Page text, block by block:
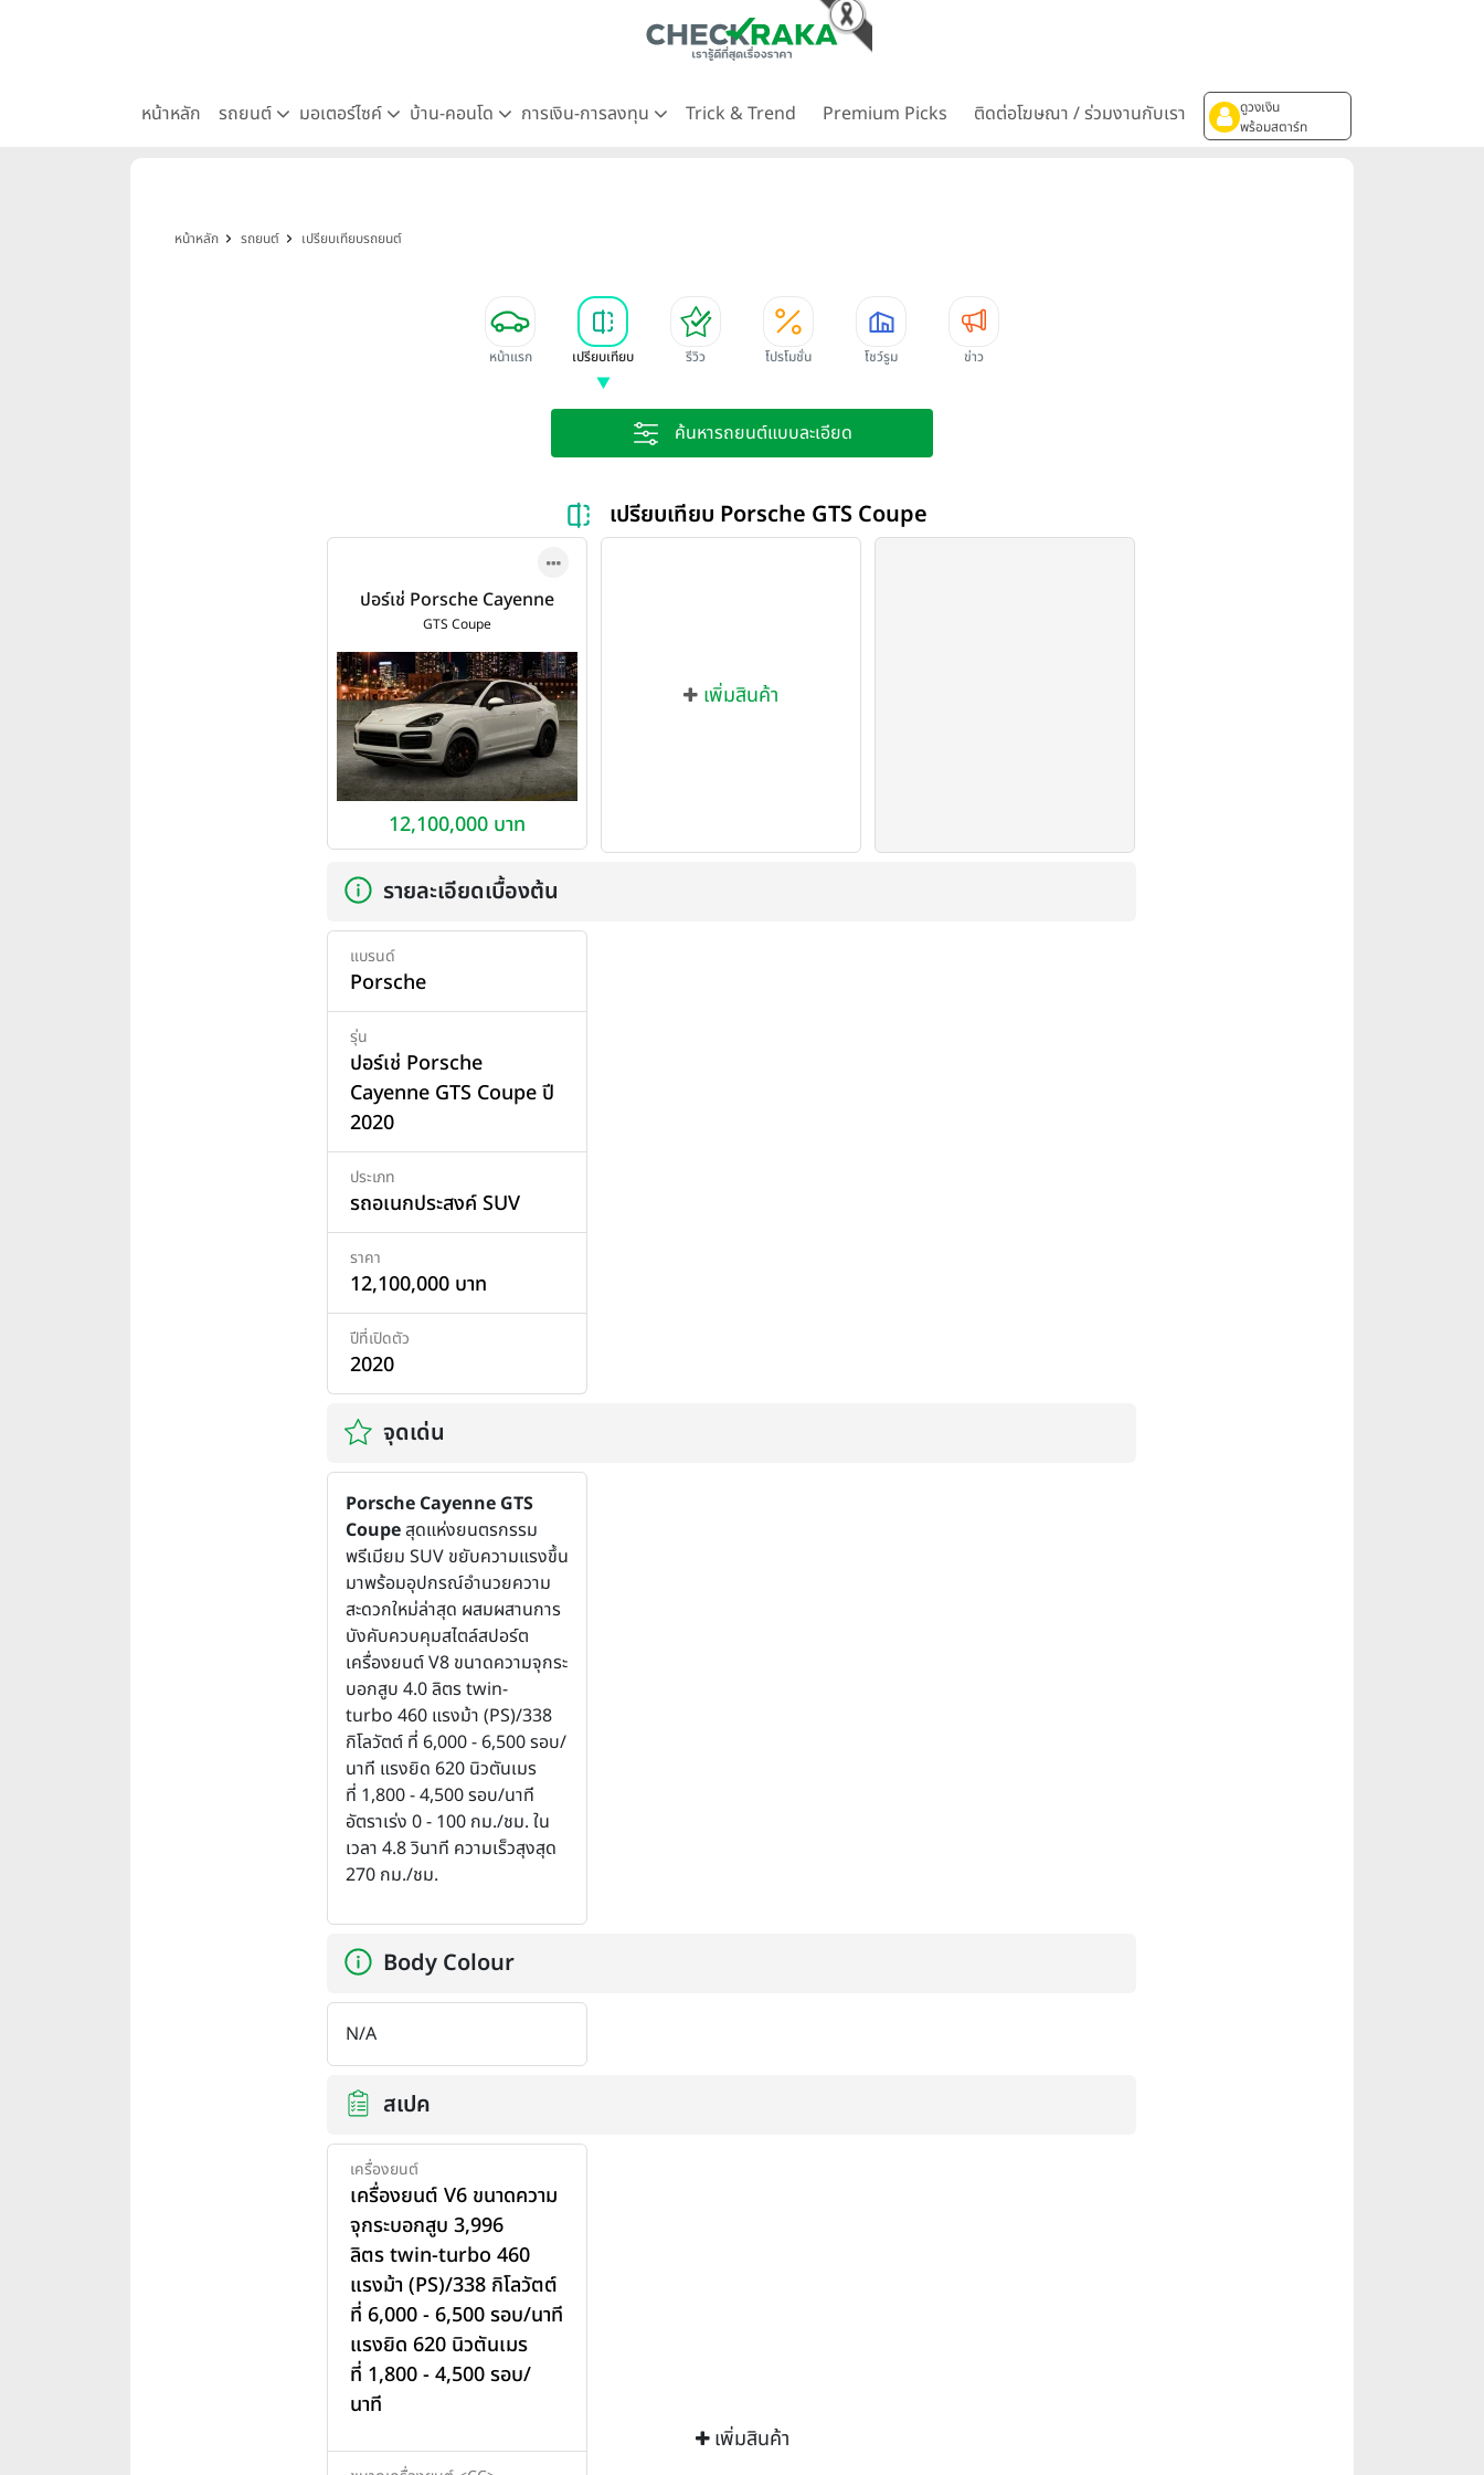
หน้าหลัก รถยนต์ มอเตอร์ไซค์ บ้าน-คอนโด การเงิน-การลงทุน Trick & Trend Premium Picks ติดต่อโฆษณา / ร่วมงานกับเรา
ดูวงเงิน
พร้อมสตาร์ท
หน้าหลัก รถยนต์ เปรียบเทียบรถยนต์
หน้าแรก เปรียบเทียบ รีวิว โปรโมชั่น โชว์รูม ข่าว
ค้นหารถยนต์แบบละเอียด
เปรียบเทียบ Porsche GTS Coupe
ปอร์เช่ Porsche Cayenne
GTS Coupe ปี 2020
GTS Coupe
12,100,000 บาท
เพิ่มสินค้า
เพิ่มสินค้า
รายละเอียดเบื้องต้น
แบรนด์
Porsche
รุ่น
ปอร์เช่ Porsche
Cayenne GTS Coupe ปี
2020
ประเภท
รถอเนกประสงค์ SUV
ราคา
12,100,000 บาท
ปีที่เปิดตัว
2020
จุดเด่น
Porsche Cayenne GTS
Coupeสุดแห่งยนตรกรรม
พรีเมียม SUV ขยับความแรงขึ้น
มาพร้อมอุปกรณ์อำนวยความ
สะดวกใหม่ล่าสุด ผสมผสานการ
บังคับควบคุมสไตล์สปอร์ต
เครื่องยนต์ V8 ขนาดความจุกระ
บอกสูบ 4.0 ลิตร twin-
turbo 460 แรงม้า (PS)/338
กิโลวัตต์ ที่ 6,000 - 6,500 รอบ/
นาที แรงยิด 620 นิวตันเมร
ที่ 1,800 - 4,500 รอบ/นาที
อัตราเร่ง 0 - 100 กม./ชม. ใน
เวลา 4.8 วินาที ความเร็วสุงสุด
270 กม./ชม.
Body Colour
N/A
สเปค
เครื่องยนต์
เครื่องยนต์ V6 ขนาดความ
จุกระบอกสูบ 3,996
ลิตร twin-turbo 460
แรงม้า (PS)/338 กิโลวัตต์
ที่ 6,000 - 6,500 รอบ/นาที
แรงยิด 620 นิวตันเมร
ที่ 1,800 - 4,500 รอบ/
นาที